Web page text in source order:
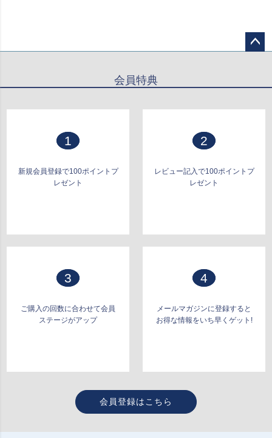
会員特典
1
新規会員登録で100ポイントプ
レゼント
2
レビュー記入で100ポイントプ
レゼント
3
ご購入の回数に合わせて会員
ステージがアップ
4
メールマガジンに登録すると
お得な情報をいち早くゲット!
会員登録はこちら